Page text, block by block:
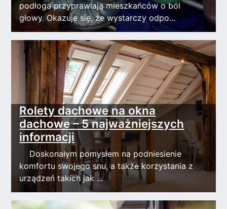
podłoga przyprawiają mieszkańców o ból
głowy. Okazuje się, że wystarczy odpo...
Rolety dachowe na okna
dachowe – 5 najważniejszych
informacji
Doskonałym pomysłem na podniesienie
komfortu swojego snu, a także korzystania z
urządzeń takich jak ...